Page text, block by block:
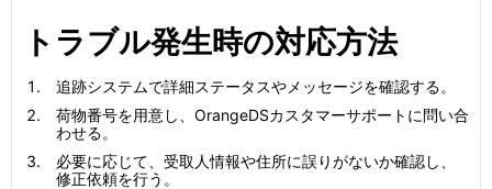
トラブル発生時の対応方法
追跡システムで詳細ステータスやメッセージを確認する。
荷物番号を用意し、OrangeDSカスタマーサポートに問い合
わせる。
必要に応じて、受取人情報や住所に誤りがないか確認し、
修正依頼を行う。